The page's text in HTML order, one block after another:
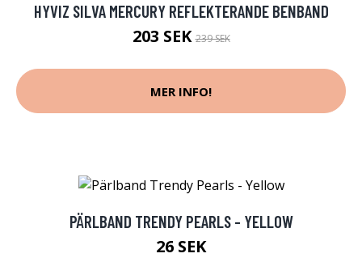
HYVIZ SILVA MERCURY REFLEKTERANDE BENBAND
203 SEK239 SEK
MER INFO!
PÄRLBAND TRENDY PEARLS - YELLOW
26 SEK